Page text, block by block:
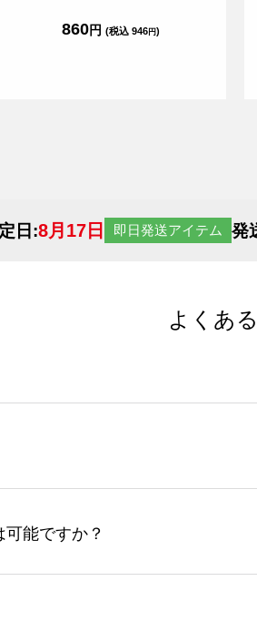
860円 (税込 946円)
日:8月17日 即日発送アイテム 発
よくあ
など、大口注文の場合は、サポートが
ば多いほど、オンデマンドサービ
やスマホで撮影した写真などもア
は対応していません。AIで保存し、
能ですか？
ラーコンシェル